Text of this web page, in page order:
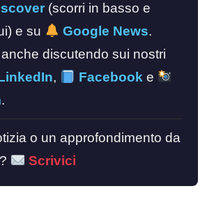
(scorri in basso e
e su
Google News.
discutendo sui nostri
, Facebook e
.
o un approfondimento da
Scrivici